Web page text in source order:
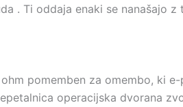
. Ti oddaja enaki se nanašajo
pomemben za omembo, ki
operacijska dvorana